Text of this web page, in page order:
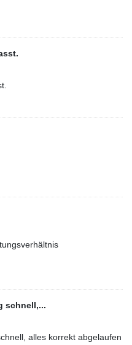
schnell,...
alles korrekt abgelaufen